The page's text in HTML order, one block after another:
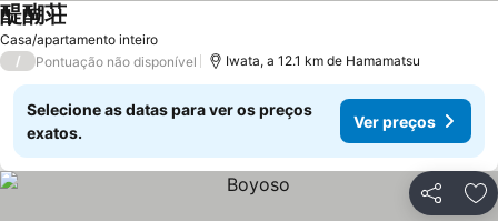
Casa/apartamento inteiro
醍醐荘
/ Pontuação não disponível Iwata, a 12.1 km de Hamamatsu
Selecione as datas para ver os preços
exatos.
Ver preços
Partilhar